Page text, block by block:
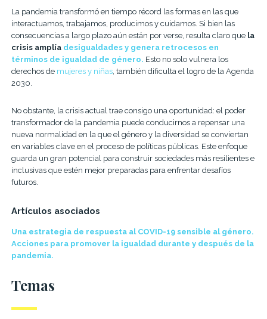
La pandemia transformó en tiempo récord las formas en las que
interactuamos, trabajamos, producimos y cuidamos. Si bien las
consecuencias a largo plazo aún están por verse, resulta claro que la
crisis amplía desigualdades y genera retrocesos en
términos de igualdad de género. Esto no solo vulnera los
derechos de mujeres y niñas, también dificulta el logro de la Agenda
2030.
No obstante, la crisis actual trae consigo una oportunidad: el poder
transformador de la pandemia puede conducirnos a repensar una
nueva normalidad en la que el género y la diversidad se conviertan
en variables clave en el proceso de políticas públicas. Este enfoque
guarda un gran potencial para construir sociedades más resilientes e
inclusivas que estén mejor preparadas para enfrentar desafíos
futuros.
Artículos asociados
Una estrategia de respuesta al COVID-19 sensible al género.
Acciones para promover la igualdad durante y después de la
pandemia.
Temas